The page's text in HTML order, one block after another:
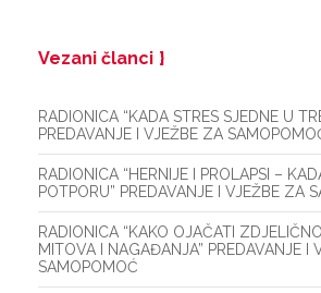
Vezani članci
RADIONICA “KADA STRES SJEDNE U
PREDAVANJE I VJEŽBE ZA
RADIONICA “HERNIJE I PROLAPSI –
POTPORU” PREDAVANJE I VJEŽBE ZA
RADIONICA “KAKO OJAČATI
MITOVA I NAGAĐANJA” PREDAVANJE I
SAMOPOMOĆ